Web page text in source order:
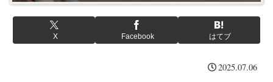
X Facebook はてブ
2025.07.06